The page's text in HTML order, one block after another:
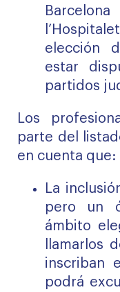
elección
estar
partidos
Los
parte del
en cuenta que:
La
pero un
ámbito
llamarlos
inscriban
podrá